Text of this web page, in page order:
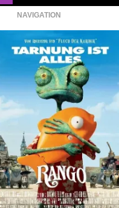
NAVIGATION